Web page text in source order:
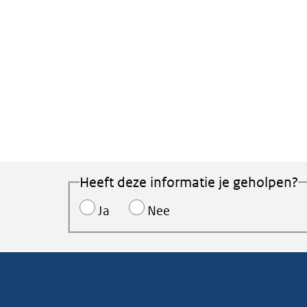
Heeft deze informatie je geholpen?
Ja Nee